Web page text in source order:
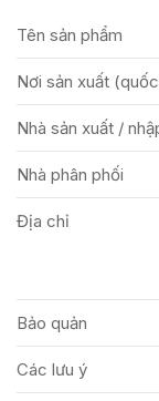
Tên sản phẩm
Nơi sản xuất
Nhà sản xuất /
Nhà phân phối
Địa chỉ
Bảo quản
Các lưu ý